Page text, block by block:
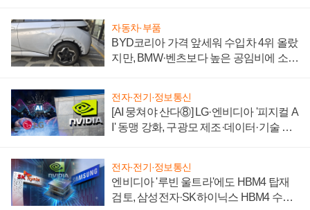
자동차·부품
BYD코리아 가격 앞세워 수입차 4위 올랐
지만, BMW·벤츠보다 높은 공임비에 소비
전자·전기·정보통신
[AI 뭉쳐야 산다⑧] LG·엔비디아 '피지컬 A
I' 동맹 강화, 구광모 제조·데이터·기술 결
전자·전기·정보통신
엔비디아 '루빈 울트라'에도 HBM4 탑재
검토, 삼성전자·SK하이닉스 HBM4 수율